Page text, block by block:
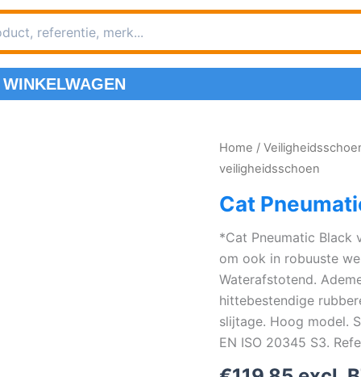
WINKELWAGEN
Home /
veiligheidsschoen
Cat
*Cat Pneumatic Black
om ook in robuuste
Waterafstotend.
hittebestendige
slijtage. Hoog model.
EN ISO 20345 S3.